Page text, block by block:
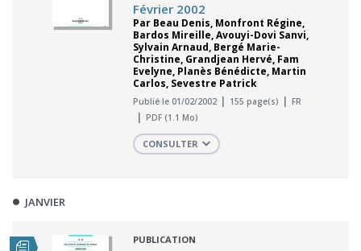
Février 2002
Par Beau Denis, Monfront Régine,
Bardos Mireille,Avouyi-Dovi Sanvi,
Sylvain Arnaud, Bergé Marie-
Christine, Grandjean Hervé, Fam
Evelyne, Planès Bénédicte, Martin
Carlos, Sevestre Patrick
Publié le 01/02/2002 155 page(s)
FR
PDF (1.1 Mo)
CONSULTER
JANVIER
PUBLICATION